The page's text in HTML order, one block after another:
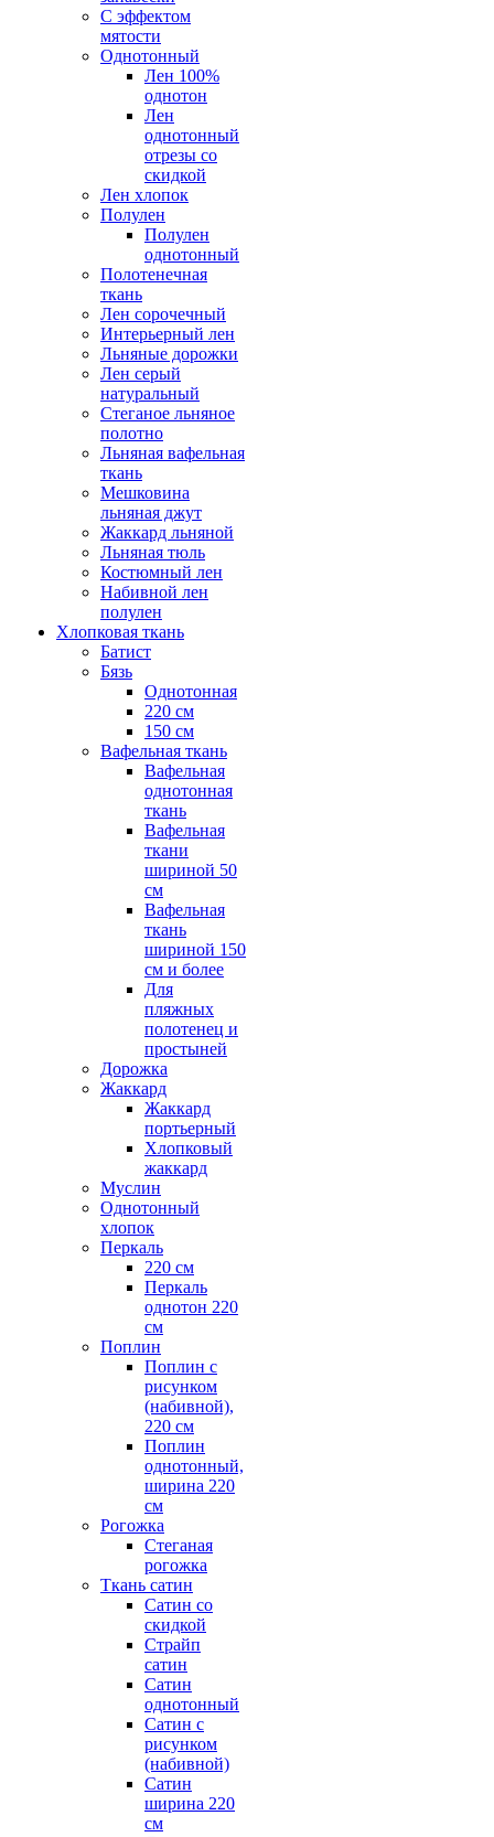
С эффектом
мятости
Однотонный
Лен 100%
однотон
Лен
однотонный
отрезы со
скидкой
Лен хлопок
Полулен
Полулен
однотонный
Полотенечная
ткань
Лен сорочечный
Интерьерный лен
Льняные дорожки
Лен серый
натуральный
Стеганое льняное
полотно
Льняная вафельная
ткань
Мешковина
льняная джут
Жаккард льняной
Льняная тюль
Костюмный лен
Набивной лен
полулен
Хлопковая ткань
Батист
Бязь
Однотонная
220 см
150 см
Вафельная ткань
Вафельная
однотонная
ткань
Вафельная
ткани
шириной 50
см
Вафельная
ткань
шириной 150
см и более
Для
пляжных
полотенец и
простыней
Дорожка
Жаккард
Жаккард
портьерный
Хлопковый
жаккард
Муслин
Однотонный
хлопок
Перкаль
220 см
Перкаль
однотон 220
см
Поплин
Поплин с
рисунком
(набивной),
220 см
Поплин
однотонный,
ширина 220
см
Рогожка
Стеганая
рогожка
Ткань сатин
Сатин со
скидкой
Страйп
сатин
Сатин
однотонный
Сатин с
рисунком
(набивной)
Сатин
ширина 220
см